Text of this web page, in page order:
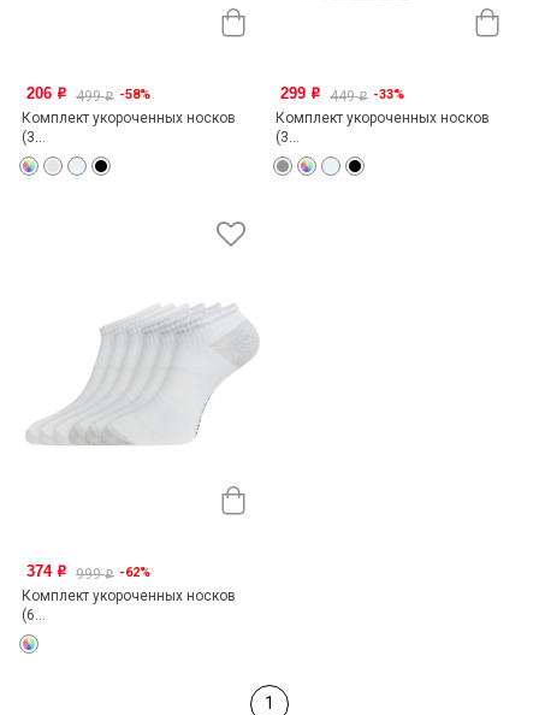
206 o 499o -58%
Комплект укороченных носков
(3...
299 o 449o -33%
Комплект укороченных носков
(3...
374 o 999o -62%
Комплект укороченных носков
(6...
1